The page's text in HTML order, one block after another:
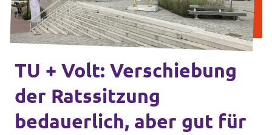
Unsere Events
Doneer voor Volt België
Doe mee met Volt Europa
TU + Volt: Verschiebung
der Ratssitzung
bedauerlich, aber gut für